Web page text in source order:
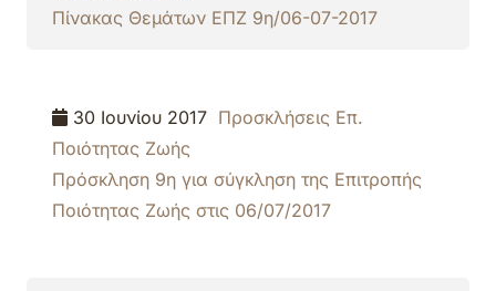
Πίνακας Θεμάτων ΕΠΖ 9η/06-07-2017
30 Ιουνίου 2017 Προσκλήσεις Επ.
Ποιότητας Ζωής
Πρόσκληση 9η για σύγκληση της Επιτροπής
Ποιότητας Ζωής στις 06/07/2017